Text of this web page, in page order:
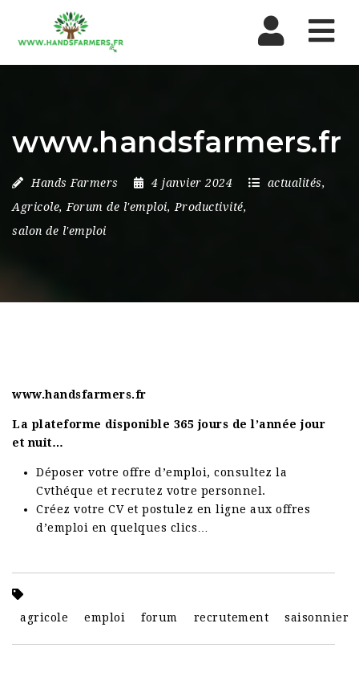
www.handsfarmers.fr
Hands Farmers 4 janvier 2024 actualités,
Agricole, Forum de l'emploi, Productivité,
salon de l'emploi
www.handsfarmers.fr
La plateforme disponible 365 jours de l’année jour
et nuit…
Déposer votre offre d’emploi, consultez la
Cvthéque et recrutez votre personnel.
Créez votre CV et postulez en ligne aux offres
d’emploi en quelques clics…
agricole emploi forum recrutement saisonnier